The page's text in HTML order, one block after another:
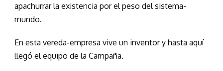
apachurrar la existencia por el peso del sistema-
mundo.
En esta vereda-empresa vive un inventor y hasta aquí
llegó el equipo de la Campaña.